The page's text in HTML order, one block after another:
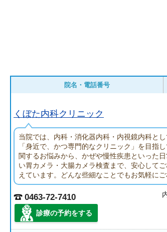
院名・電話番号
くぼた内科クリニック
当院では、内科・消化器内科・内視鏡内科と
「身近で、かつ専門的なクリニック」を目指
関するお悩みから、かぜや慢性疾患といった
い胃カメラ・大腸カメラ検査まで、安心して
えています。どんな些細なことでもお気軽にご
0463-72-7410
診療の予約をする